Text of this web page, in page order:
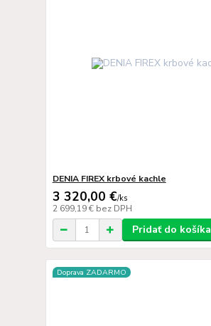
DENIA FIREX krbové kachle
3 320,00 €/ks
2 699,19 € bez DPH
Pridať do košíka
Doprava ZADARMO